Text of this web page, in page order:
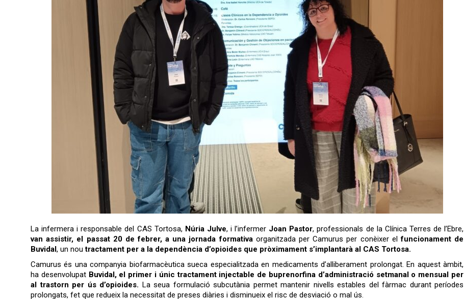
La infermera i responsable del CAS Tortosa, Núria Julve, i l’infermer Joan Pastor, professionals de la Clínica Terres de l’Ebre,
van assistir, el passat 20 de febrer, a una jornada formativaorganitzada per Camurus per conèixer elfuncionament de
Buvidal, un noutractament per a la dependència d’opioides que pròximament s’implantarà al CAS Tortosa.
Camurus és una companyia biofarmacèutica sueca especialitzada en medicaments d’alliberament prolongat. En aquest àmbit,
ha desenvolupat Buvidal, el primer i únic tractament injectable de buprenorfina d’administració setmanal o mensual per
al trastorn per ús d’opioides. La seua formulació subcutània permet mantenir nivells estables del fàrmac durant períodes
prolongats, fet que redueix la necessitat de preses diàries i disminueix el risc de desviació o mal ús.